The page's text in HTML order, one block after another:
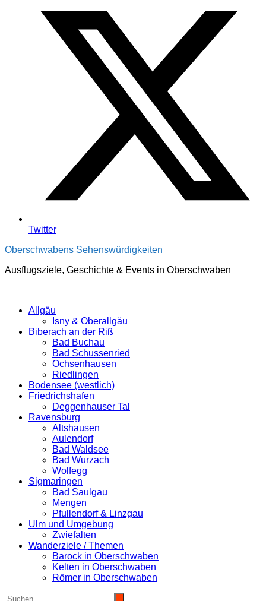
Twitter
Oberschwabens Sehenswürdigkeiten
Ausflugsziele, Geschichte & Events in Oberschwaben
Allgäu
Isny & Oberallgäu
Biberach an der Riß
Bad Buchau
Bad Schussenried
Ochsenhausen
Riedlingen
Bodensee (westlich)
Friedrichshafen
Deggenhauser Tal
Ravensburg
Altshausen
Aulendorf
Bad Waldsee
Bad Wurzach
Wolfegg
Sigmaringen
Bad Saulgau
Mengen
Pfullendorf & Linzgau
Ulm und Umgebung
Zwiefalten
Wanderziele / Themen
Barock in Oberschwaben
Kelten in Oberschwaben
Römer in Oberschwaben